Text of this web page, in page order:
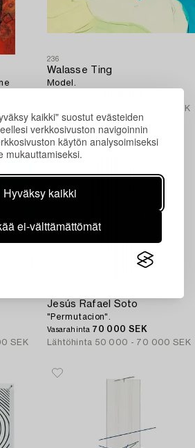
kaikki" suostut evästeiden
verkkosivuston navigoinnin
käytön analysoimiseksi
mukauttamiseksi.
Hyväksy kaikki
ei-välttämättömät
SEK
236
Walasse Ting
Model.
20 000 - 25 000 SEK
SEK
Jesús Rafael Soto
"Permutacion".
Vasarahinta 70 000 SEK
Lähtöhinta 50 000 - 70 000 SEK